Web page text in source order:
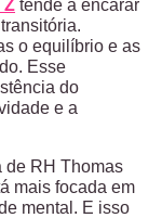
Z tende a encarar
o equilíbrio e as
Esse
do
e a
de RH Thomas
mais focada em
mental. E isso